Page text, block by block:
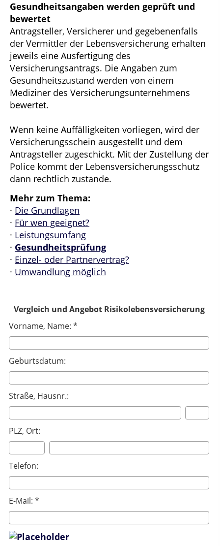
Gesundheitsangaben werden geprüft und
bewertet
Antragsteller, Versicherer und gegebenenfalls
der Vermittler der Lebensversicherung erhalten
jeweils eine Ausfertigung des
Versicherungsantrags. Die Angaben zum
Gesundheitszustand werden von einem
Mediziner des Versicherungsunternehmens
bewertet.
Wenn keine Auffälligkeiten vorliegen, wird der
Versicherungsschein ausgestellt und dem
Antragsteller zugeschickt. Mit der Zustellung der
Police kommt der Lebensversicherungsschutz
dann rechtlich zustande.
Mehr zum Thema:
· Die Grundlagen
· Für wen geeignet?
· Leistungsumfang
· Gesundheitsprüfung
· Einzel- oder Partnervertrag?
· Umwandlung möglich
Vergleich und Angebot Risikolebensversicherung
Vorname, Name: *
Geburtsdatum:
Straße, Hausnr.:
PLZ, Ort:
Telefon:
E-Mail: *